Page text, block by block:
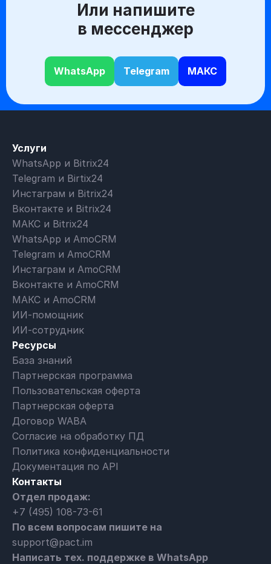
Или напишите
в мессенджер
WhatsApp Telegram МАКС
Услуги
WhatsApp и Bitrix24
Telegram и Birtix24
Инстаграм и Bitrix24
Вконтакте и Bitrix24
МАКС и Bitrix24
WhatsApp и AmoCRM
Telegram и AmoCRM
Инстаграм и AmoCRM
Вконтакте и AmoCRM
МАКС и AmoCRM
ИИ-помощник
ИИ-сотрудник
Ресурсы
База знаний
Партнерская программа
Пользовательская оферта
Партнерская оферта
Договор WABA
Согласие на обработку ПД
Политика конфиденциальности
Документация по API
Контакты
Отдел продаж:
+7 (495) 108-73-61
По всем вопросам пишите на
support@pact.im
Написать тех. поддержке в WhatsApp